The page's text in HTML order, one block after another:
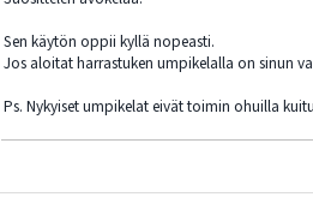
Sen käytön oppii kyllä nopeasti.
Jos aloitat harrastuken umpikelalla on sinun
Ps. Nykyiset umpikelat eivät toimin ohuilla